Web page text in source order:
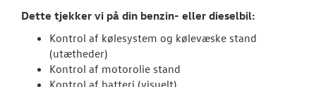
Dette tjekker vi på din benzin- eller dieselbil:
Kontrol af kølesystem og kølevæske stand
(utætheder)
Kontrol af motorolie stand
Kontrol af batteri (visuelt)